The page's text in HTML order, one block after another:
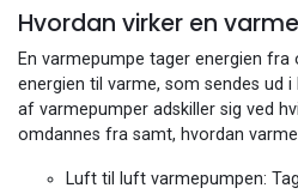
Hvordan virker en
En varmepumpe tager energien
energien til varme, som sendes ud
af varmepumper adskiller sig ved
omdannes fra samt, hvordan
Luft til luft varmepumpen: